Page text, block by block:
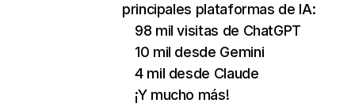
principales plataformas de IA:
98 mil visitas de ChatGPT
10 mil desde Gemini
4 mil desde Claude
¡Y mucho más!